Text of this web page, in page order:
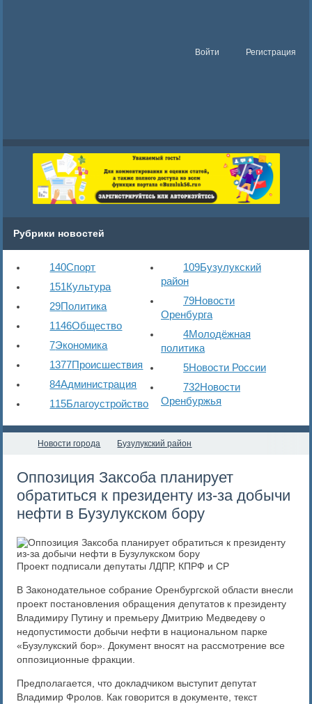
Войти Регистрация
Рубрики новостей
140Спорт
151Культура
29Политика
1146Общество
7Экономика
1377Происшествия
84Администрация
115Благоустройство
109Бузулукский
район
79Новости
Оренбурга
4Молодёжная
политика
5Новости России
732Новости
Оренбуржья
Новости города Бузулукский район
​Оппозиция Заксоба планирует
обратиться к президенту из-за добычи
нефти в Бузулукском бору
Проект подписали депутаты ЛДПР, КПРФ и СР
В Законодательное собрание Оренбургской области внесли
проект постановления обращения депутатов к президенту
Владимиру Путину и премьеру Дмитрию Медведеву о
недопустимости добычи нефти в национальном парке
«Бузулукский бор». Документ вносят на рассмотрение все
оппозиционные фракции.
Предполагается, что докладчиком выступит депутат
Владимир Фролов. Как говорится в документе, текст